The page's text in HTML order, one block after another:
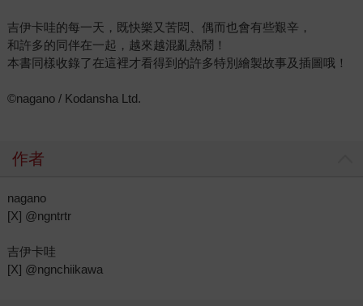
吉伊卡哇的每一天，既快樂又苦悶、偶而也會有些艱辛，
和許多的同伴在一起，越來越混亂熱鬧！
本書同樣收錄了在這裡才看得到的許多特別繪製故事及插圖哦！
©nagano / Kodansha Ltd.
作者
nagano
[X] @ngntrtr
吉伊卡哇
[X] @ngnchiikawa